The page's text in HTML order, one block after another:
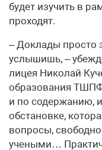
будет изучить в
проходят.
– Доклады просто
услышишь, –
лицея Николай
образования
и по содержанию,
обстановке,
вопросы,
учеными…